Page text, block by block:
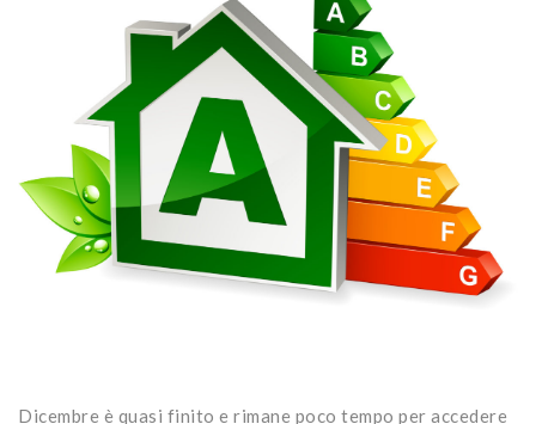
Dicembre è quasi finito e rimane poco tempo per accedere